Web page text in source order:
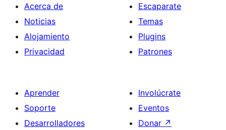
Acerca de
Noticias
Alojamiento
Privacidad
Escaparate
Temas
Plugins
Patrones
Aprender
Soporte
Desarrolladores
Involúcrate
Eventos
Donar ↗